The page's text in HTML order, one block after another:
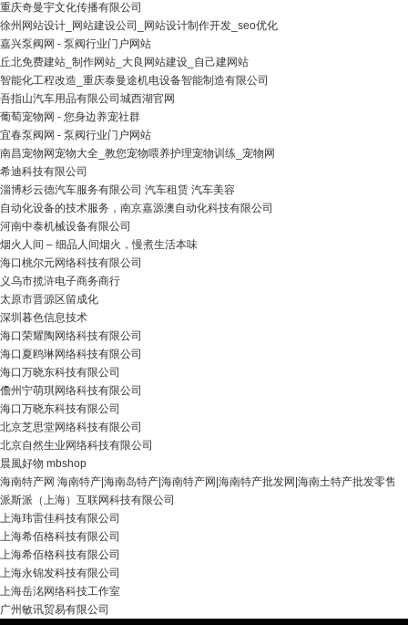
重庆奇曼宇文化传播有限公司
徐州网站设计_网站建设公司_网站设计制作开发_seo优化
嘉兴泵阀网 - 泵阀行业门户网站
丘北免费建站_制作网站_大良网站建设_自己建网站
智能化工程改造_重庆泰曼途机电设备智能制造有限公司
吾指山汽车用品有限公司城西湖官网
葡萄宠物网 - 您身边养宠社群
宜春泵阀网 - 泵阀行业门户网站
南昌宠物网宠物大全_教您宠物喂养护理宠物训练_宠物网
希迪科技有限公司
淄博杉云德汽车服务有限公司 汽车租赁 汽车美容
自动化设备的技术服务，南京嘉源澳自动化科技有限公司
河南中泰机械设备有限公司
烟火人间 – 细品人间烟火，慢煮生活本味
海口桃尔元网络科技有限公司
义乌市揽浒电子商务商行
太原市晋源区留成化
深圳暮色信息技术
海口荣耀陶网络科技有限公司
海口夏鸥琳网络科技有限公司
海口万晓东科技有限公司
儋州宁萌琪网络科技有限公司
海口万晓东科技有限公司
北京芝思堂网络科技有限公司
北京自然生业网络科技有限公司
晨風好物 mbshop
海南特产网 海南特产|海南岛特产|海南特产网|海南特产批发网|海南土特产批发零售
派斯派（上海）互联网科技有限公司
上海玮雷佳科技有限公司
上海希佰格科技有限公司
上海希佰格科技有限公司
上海永锦发科技有限公司
上海岳洺网络科技工作室
广州敏讯贸易有限公司